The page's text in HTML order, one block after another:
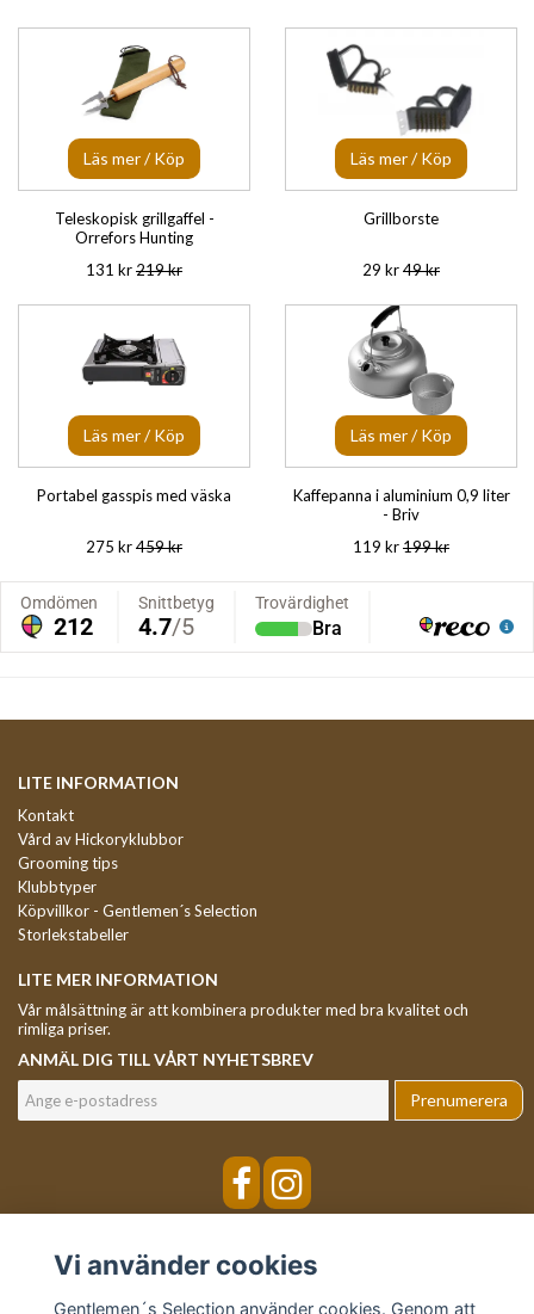
Läs mer / Köp
Teleskopisk grillgaffel -
Orrefors Hunting
131 kr219 kr
Läs mer / Köp
Grillborste
29 kr49 kr
Läs mer / Köp
Portabel gasspis med väska
275 kr459 kr
Läs mer / Köp
Kaffepanna i aluminium 0,9 liter
- Briv
119 kr199 kr
LITE INFORMATION
Kontakt
Vård av Hickoryklubbor
Grooming tips
Klubbtyper
Köpvillkor - Gentlemen´s Selection
Storlekstabeller
LITE MER INFORMATION
Vår målsättning är att kombinera produkter med bra kvalitet och
rimliga priser.
ANMÄL DIG TILL VÅRT NYHETSBREV
Prenumerera
Vi använder cookies
Gentlemen´s Selection använder cookies. Genom att